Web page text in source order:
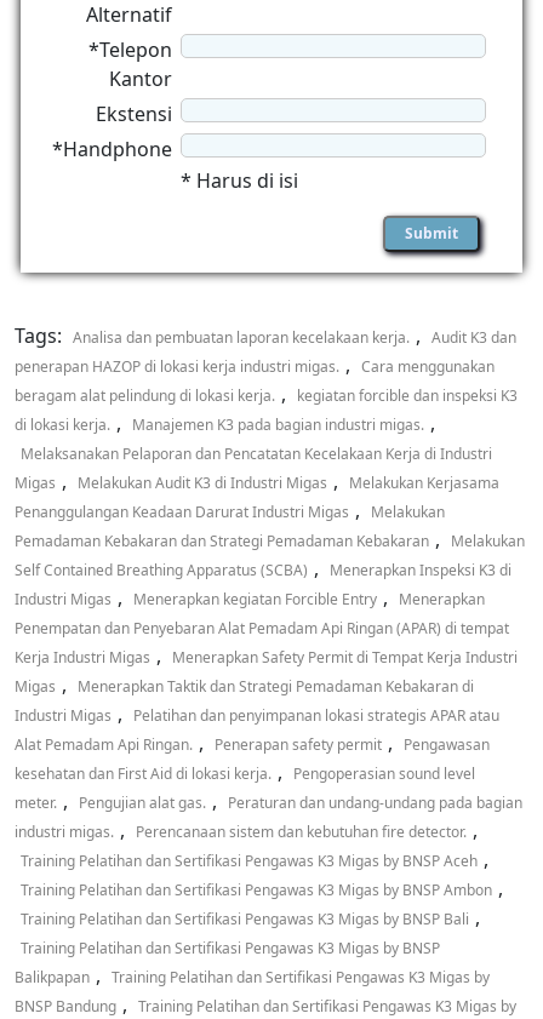
Alternatif
*Telepon
Kantor
Ekstensi
*Handphone
* Harus di isi
Tags: Analisa dan pembuatan laporan kecelakaan kerja. , Audit K3 dan
penerapan HAZOP di lokasi kerja industri migas. , Cara menggunakan
beragam alat pelindung di lokasi kerja. ,
kegiatan forcible dan inspeksi K3
di lokasi kerja. , Manajemen K3 pada bagian industri migas. ,
Melaksanakan Pelaporan dan Pencatatan Kecelakaan Kerja di Industri
Migas , Melakukan Audit K3 di Industri Migas ,
Melakukan Kerjasama
Penanggulangan Keadaan Darurat Industri Migas ,
Melakukan
Pemadaman Kebakaran dan Strategi Pemadaman Kebakaran ,
Melakukan
Self Contained Breathing Apparatus (SCBA) ,
Menerapkan Inspeksi K3 di
Industri Migas , Menerapkan kegiatan Forcible Entry ,
Menerapkan
Penempatan dan Penyebaran Alat Pemadam Api Ringan (APAR) di tempat
Kerja Industri Migas ,
Menerapkan Safety Permit di Tempat Kerja Industri
Migas ,
Menerapkan Taktik dan Strategi Pemadaman Kebakaran di
Industri Migas ,
Pelatihan dan penyimpanan lokasi strategis APAR atau
Alat Pemadam Api Ringan. , Penerapan safety permit ,
Pengawasan
kesehatan dan First Aid di lokasi kerja. ,
Pengoperasian sound level
meter. , Pengujian alat gas. ,
Peraturan dan undang-undang pada bagian
industri migas. , Perencanaan sistem dan kebutuhan fire detector. ,
Training Pelatihan dan Sertifikasi Pengawas K3 Migas by BNSP Aceh ,
Training Pelatihan dan Sertifikasi Pengawas K3 Migas by BNSP Ambon ,
Training Pelatihan dan Sertifikasi Pengawas K3 Migas by BNSP Bali ,
Training Pelatihan dan Sertifikasi Pengawas K3 Migas by BNSP
Balikpapan , Training Pelatihan dan Sertifikasi Pengawas K3 Migas by
BNSP Bandung , Training Pelatihan dan Sertifikasi Pengawas K3 Migas by